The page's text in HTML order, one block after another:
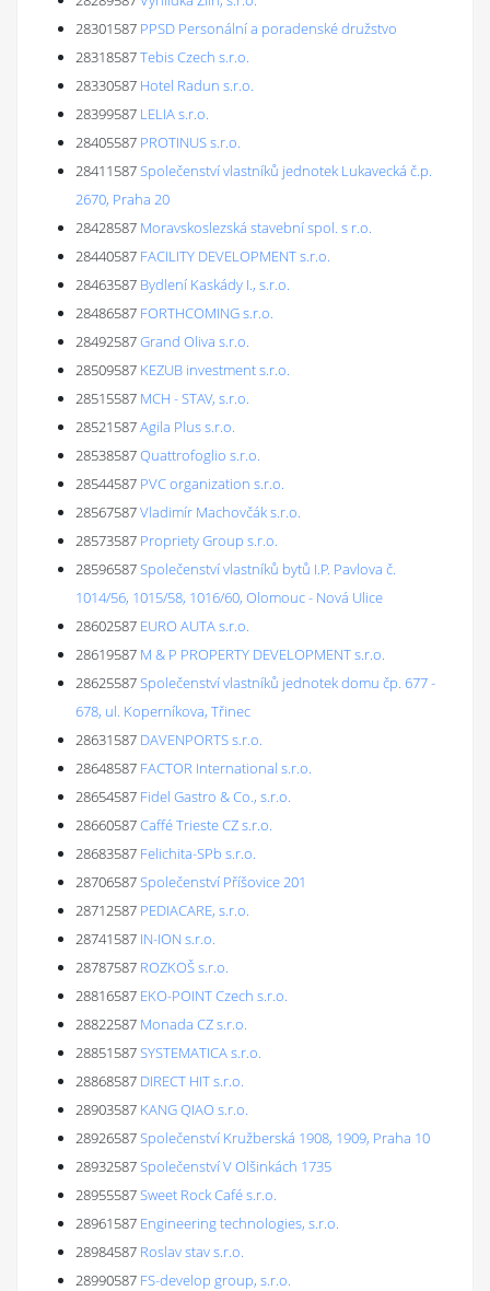
28301587 PPSD Personální a poradenské družstvo
28318587Tebis Czech s.r.o.
28330587 Hotel Radun s.r.o.
28399587 LELIA s.r.o.
28405587 PROTINUS s.r.o.
28411587Společenství vlastníků jednotek Lukavecká č.p.
2670, Praha 20
28428587 Moravskoslezská stavební spol. s r.o.
28440587 FACILITY DEVELOPMENT s.r.o.
28463587 Bydlení Kaskády I., s.r.o.
28486587 FORTHCOMING s.r.o.
28492587Grand Oliva s.r.o.
28509587 KEZUB investment s.r.o.
28515587 MCH - STAV, s.r.o.
28521587Agila Plus s.r.o.
28538587Quattrofoglio s.r.o.
28544587 PVC organization s.r.o.
28567587Vladimír Machovčák s.r.o.
28573587 Propriety Group s.r.o.
28596587Společenství vlastníků bytů I.P. Pavlova č.
1014/56, 1015/58, 1016/60, Olomouc - Nová Ulice
28602587 EURO AUTA s.r.o.
28619587 M & P PROPERTY DEVELOPMENT s.r.o.
28625587Společenství vlastníků jednotek domu čp. 677 -
678, ul. Koperníkova, Třinec
28631587 DAVENPORTS s.r.o.
28648587 FACTOR International s.r.o.
28654587 Fidel Gastro & Co., s.r.o.
28660587Caffé Trieste CZ s.r.o.
28683587 Felichita-SPb s.r.o.
28706587Společenství Příšovice 201
28712587 PEDIACARE, s.r.o.
28741587 IN-ION s.r.o.
28787587 ROZKOŠ s.r.o.
28816587 EKO-POINT Czech s.r.o.
28822587 Monada CZ s.r.o.
28851587SYSTEMATICA s.r.o.
28868587 DIRECT HIT s.r.o.
28903587 KANG QIAO s.r.o.
28926587Společenství Kružberská 1908, 1909, Praha 10
28932587Společenství V Olšinkách 1735
28955587Sweet Rock Café s.r.o.
28961587 Engineering technologies, s.r.o.
28984587 Roslav stav s.r.o.
28990587 FS-develop group, s.r.o.